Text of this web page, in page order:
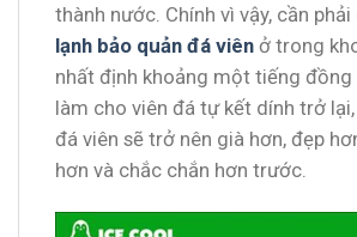
thành nước. Chính vì vậy, cần
lạnh bảo quản đá viên ở trong
nhất định khoảng một tiếng
làm cho viên đá tự kết dính trở
đá viên sẽ trở nên già hơn, đẹp
hơn và chắc chắn hơn trước.